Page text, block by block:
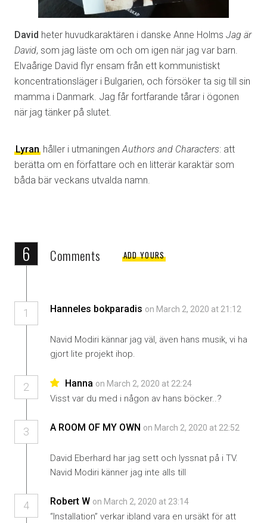
David heter huvudkaraktären i danske Anne Holms Jag är
David, som jag läste om och om igen när jag var barn.
Elvaårige David flyr ensam från ett kommunistiskt
koncentrationsläger i Bulgarien, och försöker ta sig till sin
mamma i Danmark. Jag får fortfarande tårar i ögonen
när jag tänker på slutet.
Lyran håller i utmaningenAuthors and Characters: att
berätta om en författare och en litterär karaktär som
båda bär veckans utvalda namn.
6 Comments ADD YOURS
1 Hanneles bokparadis on March 2, 2020 at 21:12
Navid Modiri kännar jag väl, även hans musik, vi ha
gjort lite projekt ihop.
2 Hanna on March 2, 2020 at 22:24
Visst var du med i någon av hans böcker..?
3 A ROOM OF MY OWN on March 2, 2020 at 22:52
David Eberhard har jag sett och lyssnat på i TV.
Navid Modiri känner jag inte alls till
4 Robert W on March 2, 2020 at 23:14
“Installation” verkar ibland vara en ursäkt för att